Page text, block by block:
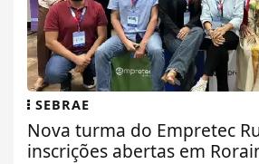
SEBRAE
Nova turma do Empretec
inscrições abertas em